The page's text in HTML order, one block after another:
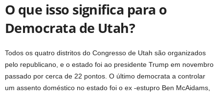
O que isso significa para o
Democrata de Utah?
Todos os quatro distritos do Congresso de Utah são organizados
pelo republicano, e o estado foi ao presidente Trump em novembro
passado por cerca de 22 pontos. O último democrata a controlar
um assento doméstico no estado foi o ex -estupro Ben McAidams,